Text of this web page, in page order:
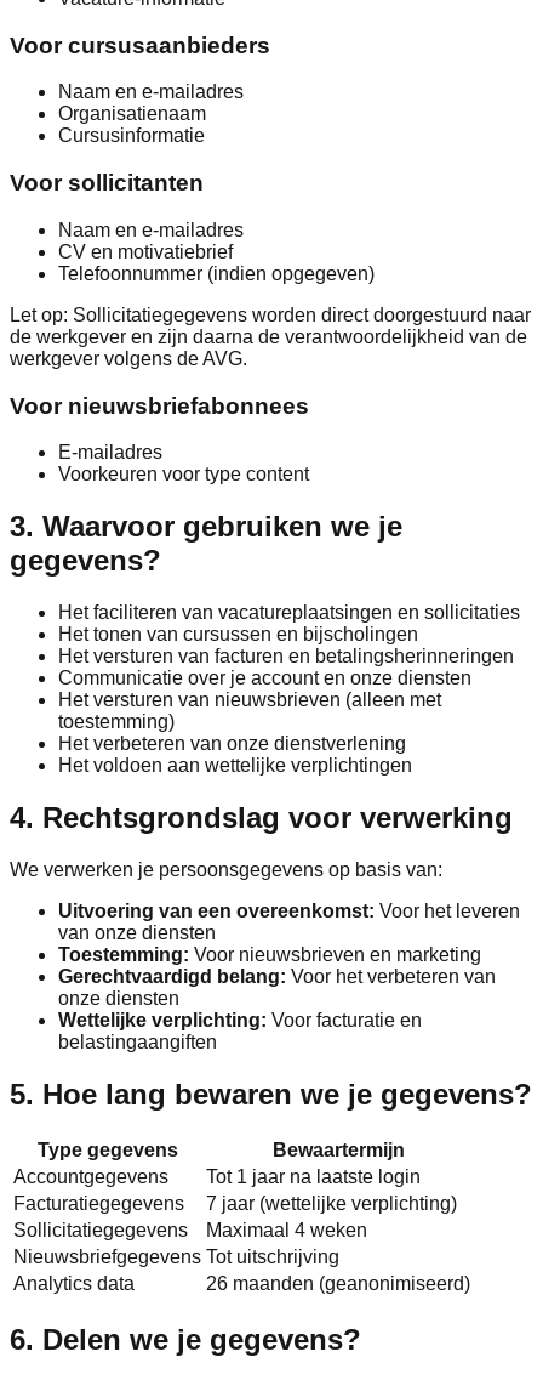
Voor cursusaanbieders
Naam en e-mailadres
Organisatienaam
Cursusinformatie
Voor sollicitanten
Naam en e-mailadres
CV en motivatiebrief
Telefoonnummer (indien opgegeven)
Let op: Sollicitatiegegevens worden direct doorgestuurd naar
de werkgever en zijn daarna de verantwoordelijkheid van de
werkgever volgens de AVG.
Voor nieuwsbriefabonnees
E-mailadres
Voorkeuren voor type content
3. Waarvoor gebruiken we je
gegevens?
Het faciliteren van vacatureplaatsingen en sollicitaties
Het tonen van cursussen en bijscholingen
Het versturen van facturen en betalingsherinneringen
Communicatie over je account en onze diensten
Het versturen van nieuwsbrieven (alleen met
toestemming)
Het verbeteren van onze dienstverlening
Het voldoen aan wettelijke verplichtingen
4. Rechtsgrondslag voor verwerking
We verwerken je persoonsgegevens op basis van:
Uitvoering van een overeenkomst: Voor het leveren
van onze diensten
Toestemming: Voor nieuwsbrieven en marketing
Gerechtvaardigd belang: Voor het verbeteren van
onze diensten
Wettelijke verplichting: Voor facturatie en
belastingaangiften
5. Hoe lang bewaren we je gegevens?
Type gegevens
Bewaartermijn
Accountgegevens
Tot 1 jaar na laatste login
Facturatiegegevens
7 jaar (wettelijke verplichting)
Sollicitatiegegevens
Maximaal 4 weken
Nieuwsbriefgegevens Tot uitschrijving
Analytics data
26 maanden (geanonimiseerd)
6. Delen we je gegevens?